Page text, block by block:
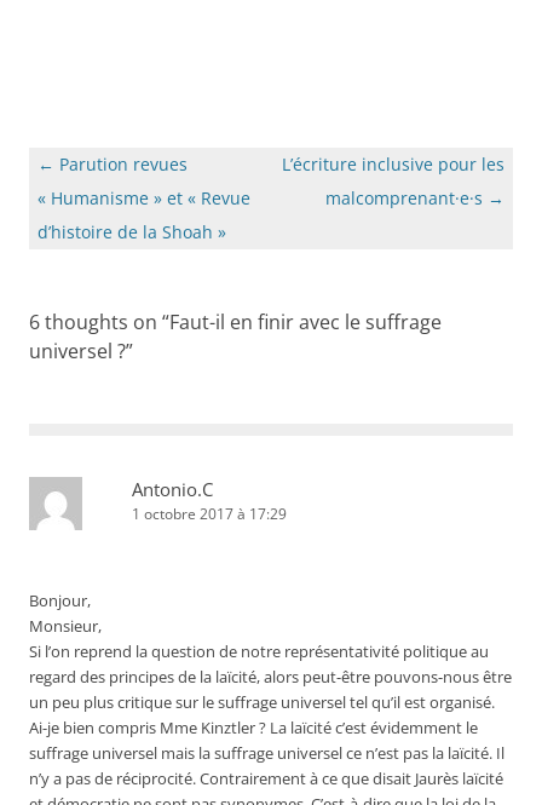
Navigation
des
articles
← Parution revues
« Humanisme » et « Revue
d’histoire de la Shoah »
L’écriture inclusive pour les
malcomprenant·e·s →
6 thoughts on “Faut-il en finir avec le suffrage
universel ?”
Antonio.C
1 octobre 2017 à 17:29
Bonjour,
Monsieur,
Si l’on reprend la question de notre représentativité politique au
regard des principes de la laïcité, alors peut-être pouvons-nous être
un peu plus critique sur le suffrage universel tel qu’il est organisé.
Ai-je bien compris Mme Kinztler ? La laïcité c’est évidemment le
suffrage universel mais la suffrage universel ce n’est pas la laïcité. Il
n’y a pas de réciprocité. Contrairement à ce que disait Jaurès laïcité